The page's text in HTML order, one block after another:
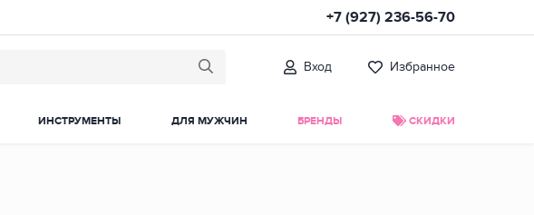
+7 (927) 236-56-70
Вход Избранное
ИНСТРУМЕНТЫ ДЛЯ МУЖЧИН БРЕНДЫ СКИДКИ